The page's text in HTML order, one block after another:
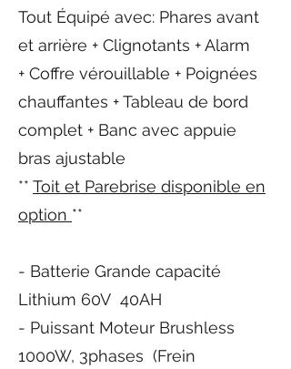
Tout Équipé avec: Phares avant
et arrière + Clignotants + Alarm
+ Coffre vérouillable + Poignées
chauffantes + Tableau de bord
complet + Banc avec appuie
bras ajustable
** Toit et Parebrise disponible en
option **
- Batterie Grande capacité
Lithium 60V 40AH
- Puissant Moteur Brushless
1000W, 3phases (Frein